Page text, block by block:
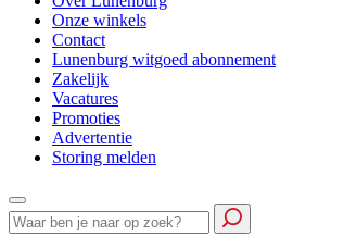
Onze winkels
Contact
Lunenburg witgoed abonnement
Zakelijk
Vacatures
Promoties
Advertentie
Storing melden